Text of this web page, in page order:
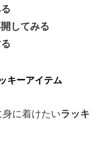
してみる
キーアイテム
に着けたいラッキ